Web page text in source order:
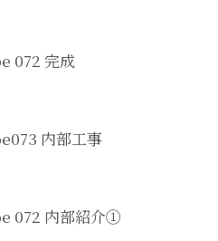
072 完成
内部工事
072 内部紹介①